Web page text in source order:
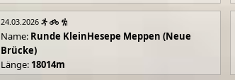
24.03.2026
Name: Runde KleinHesepe Meppen (Neue
Brücke)
Länge: 18014m